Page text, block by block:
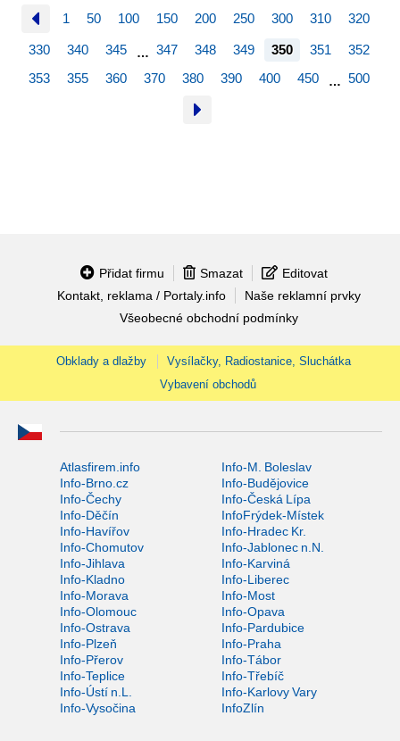
1 50 100 150 200 250 300 310 320
330 340 345 … 347 348 349 350 351
352
353
355 360 370 380 390 400 450 … 500
Přidat firmu Smazat
Editovat
Kontakt, reklama / Portaly.info
Naše reklamní prvky
Všeobecné obchodní podmínky
Obklady a dlažby
Vysílačky, Radiostanice, Sluchátka
Vybavení obchodů
Atlasfirem.info
Info-M. Boleslav
Info-Brno.cz
Info-Budějovice
Info-Čechy
Info-Česká Lípa
Info-Děčín
InfoFrýdek-Místek
Info-Havířov
Info-Hradec Kr.
Info-Chomutov
Info-Jablonec n.N.
Info-Jihlava
Info-Karviná
Info-Kladno
Info-Liberec
Info-Morava
Info-Most
Info-Olomouc
Info-Opava
Info-Ostrava
Info-Pardubice
Info-Plzeň
Info-Praha
Info-Přerov
Info-Tábor
Info-Teplice
Info-Třebíč
Info-Ústí n.L.
Info-Karlovy Vary
Info-Vysočina
InfoZlín